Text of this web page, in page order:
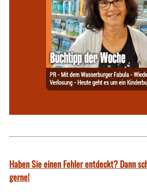
Haben Sie einen Fehler entdeckt? Dann
gerne!